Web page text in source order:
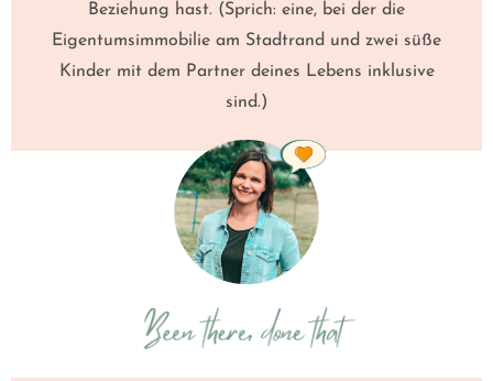
Beziehung hast. (Sprich: eine, bei der die
Eigentumsimmobilie am Stadtrand und zwei süße
Kinder mit dem Partner deines Lebens inklusive
sind.)